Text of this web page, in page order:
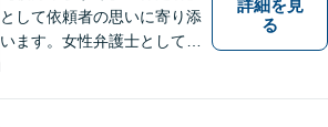
として依頼者の思いに寄り添
います。女性弁護士としての
詳細を見
る